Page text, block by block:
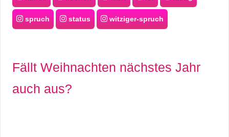
spruch status witziger-spruch
Fällt Weihnachten nächstes Jahr
auch aus?